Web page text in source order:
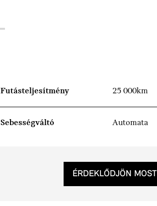
Futásteljesítmény 25 000km
Sebességváltó Automata
ÉRDEKLŐDJÖN MOST